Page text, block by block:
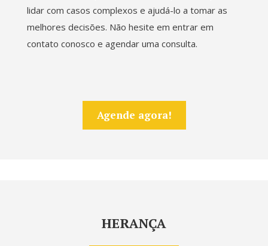
lidar com casos complexos e ajudá-lo a tomar as
melhores decisões. Não hesite em entrar em
contato conosco e agendar uma consulta.
Agende agora!
HERANÇA